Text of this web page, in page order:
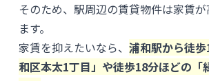
そのため、駅周辺の賃貸物件は家賃
ます。
家賃を抑えたいなら、 浦和駅から徒
和区本太1丁目」や徒歩18分ほどの「